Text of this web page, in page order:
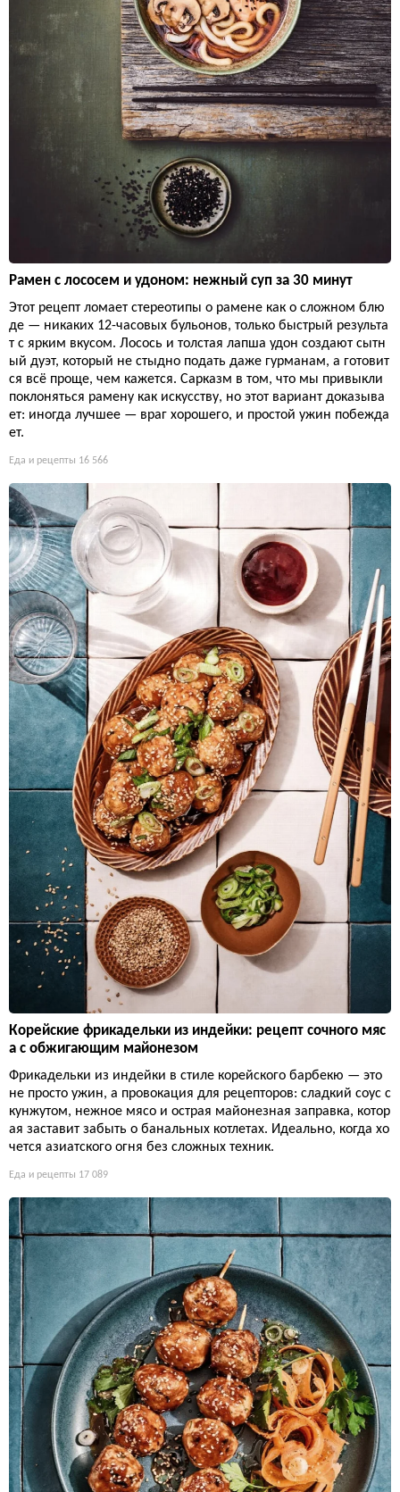
Рамен с лососем и удоном: нежный суп за 30 минут
Этот рецепт ломает стереотипы о рамене как о сложном блю
де — никаких 12-часовых бульонов, только быстрый результа
т с ярким вкусом. Лосось и толстая лапша удон создают сытн
ый дуэт, который не стыдно подать даже гурманам, а готовит
ся всё проще, чем кажется. Сарказм в том, что мы привыкли
поклоняться рамену как искусству, но этот вариант доказыва
ет: иногда лучшее — враг хорошего, и простой ужин побежда
ет.
Еда и рецепты 16 566
Корейские фрикадельки из индейки: рецепт сочного мяс
а с обжигающим майонезом
Фрикадельки из индейки в стиле корейского барбекю — это
не просто ужин, а провокация для рецепторов: сладкий соус с
кунжутом, нежное мясо и острая майонезная заправка, котор
ая заставит забыть о банальных котлетах. Идеально, когда хо
чется азиатского огня без сложных техник.
Еда и рецепты 17 089